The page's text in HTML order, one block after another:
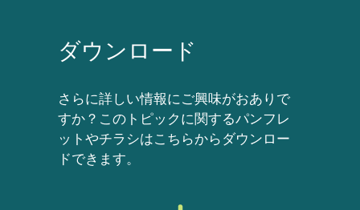
ダウンロード
さらに詳しい情報にご興味がおありで
すか？このトピックに関するパンフレ
ットやチラシはこちらからダウンロー
ドできます。